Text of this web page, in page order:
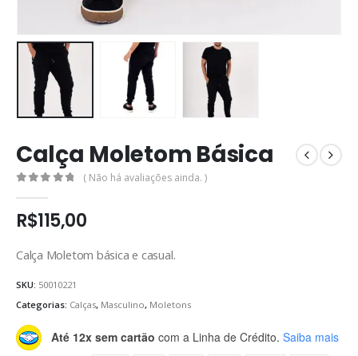
Calça Moletom Básica
( Não há avaliações ainda. )
R$115,00
Calça Moletom básica e casual.
SKU: 50010221
Categorias: Calças, Masculino, Moletons
Até 12x sem cartão com a Linha de Crédito. Saiba mais